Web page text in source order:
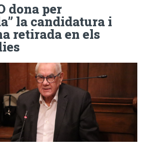
dona per
la candidatura i
retirada en els